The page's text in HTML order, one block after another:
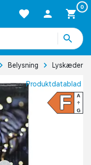
0
Belysning Lyskæder
Produktdatablad
F A
G